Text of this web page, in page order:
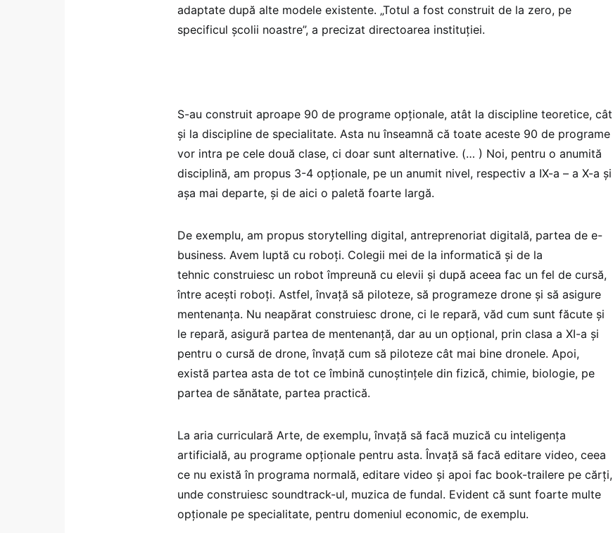
adaptate după alte modele existente. „Totul a fost construit de la zero, pe
specificul școlii noastre”, a precizat directoarea instituției.
S-au construit aproape 90 de programe opționale, atât la discipline teoretice, cât
și la discipline de specialitate. Asta nu înseamnă că toate aceste 90 de programe
vor intra pe cele două clase, ci doar sunt alternative. (… ) Noi, pentru o anumită
disciplină, am propus 3-4 opționale, pe un anumit nivel, respectiv a IX-a – a X-a și
așa mai departe, și de aici o paletă foarte largă.
De exemplu, am propus storytelling digital, antreprenoriat digitală, partea de e-
business. Avem luptă cu roboți. Colegii mei de la informatică și de la
tehnic construiesc un robot împreună cu elevii și după aceea fac un fel de cursă,
între acești roboți. Astfel, învață să piloteze, să programeze drone și să asigure
mentenanța. Nu neapărat construiesc drone, ci le repară, văd cum sunt făcute și
le repară, asigură partea de mentenanță, dar au un opțional, prin clasa a XI-a și
pentru o cursă de drone, învață cum să piloteze cât mai bine dronele. Apoi,
există partea asta de tot ce îmbină cunoștințele din fizică, chimie, biologie, pe
partea de sănătate, partea practică.
La aria curriculară Arte, de exemplu, învață să facă muzică cu inteligența
artificială, au programe opționale pentru asta. Învață să facă editare video, ceea
ce nu există în programa normală, editare video și apoi fac book-trailere pe cărți,
unde construiesc soundtrack-ul, muzica de fundal. Evident că sunt foarte multe
opționale pe specialitate, pentru domeniul economic, de exemplu.